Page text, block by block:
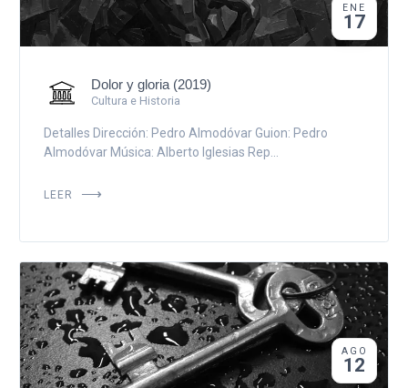
ENE
17
Dolor y gloria (2019)
Cultura e Historia
Detalles Dirección: Pedro Almodóvar Guion: Pedro
Almodóvar Música: Alberto Iglesias Rep...
LEER
AGO
12